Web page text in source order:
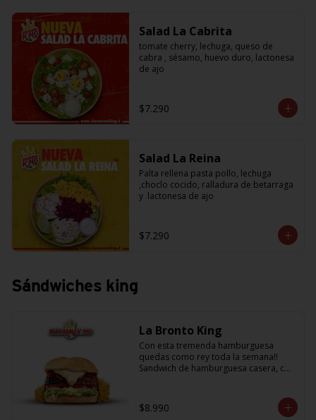
Salad La Cabrita
tomate cherry, lechuga, queso de
cabra , sésamo, huevo duro, lactonesa
de ajo
$7.290
Salad La Reina
Palta rellena pasta pollo, lechuga
,choclo cocido, ralladura de betarraga
y  lactonesa de ajo
$7.290
Sándwiches king
La Bronto King
Con esta tremenda hamburguesa
quedas como rey toda la semana!!
Sandwich de hamburguesa casera, con
queso fundido, crujientes papitas hilo
y salsa king... Uff es pero ¡E-X-Q-U-I-S-I-
$8.990